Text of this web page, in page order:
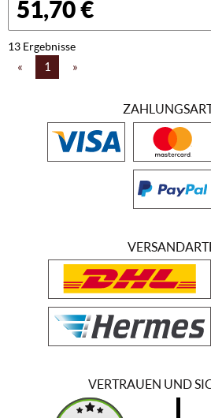
51,70 €
13 Ergebnisse
« 1 »
VERTRAUEN UND